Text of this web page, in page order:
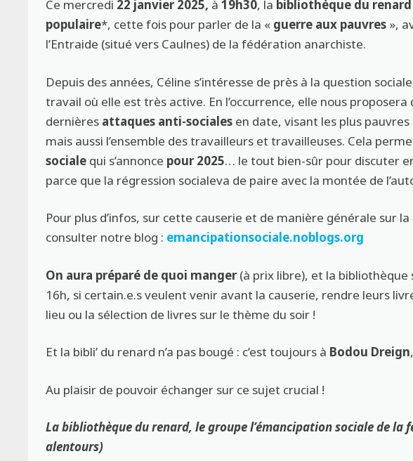
Ce mercredi 22 janvier2025, à19h30, la bibliothèque du renard
populaire*, cette fois pour parler de la « guerre aux pauvres »,
l’Entraide (situé vers Caulnes) de la fédération anarchiste.
Depuis des années, Céline s’intéresse de près à la question
travail où elle est très active. En l’occurrence, elle nous
dernières attaques anti-sociales en date, visant les plus
mais aussi l’ensemble des travailleurs et travailleuses. Cela
sociale qui s’annonce pour 2025… le tout bien-sûr pour discuter
parce que la régression socialeva de paire avec la montée de
Pour plus d’infos, sur cette causerie et de manière générale sur
consulter notre blog : emancipationsociale.noblogs.org
On aura préparé de quoi manger(à prix libre), et la
16h, si certain.e.s veulent venir avant la causerie, rendre leurs
lieu ou la sélection de livres sur le thème du soir !
Et la bibli’ du renard n’a pas bougé : c’est toujours à Bodou Dreign
Au plaisir de pouvoir échanger sur ce sujet crucial !
La bibliothèque du renard, le groupe l’émancipation sociale de
alentours)